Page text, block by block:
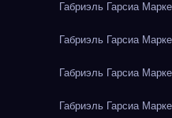
Габриэль Гарсиа
Габриэль Гарсиа
Габриэль Гарсиа
Габриэль Гарсиа